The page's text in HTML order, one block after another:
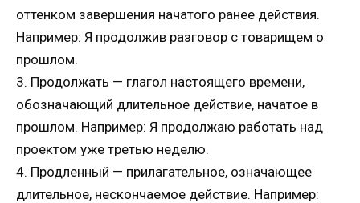
оттенком завершения начатого ранее действия.
Например: Я продолжив разговор с товарищем о
прошлом.
3. Продолжать — глагол настоящего времени,
обозначающий длительное действие, начатое в
прошлом. Например: Я продолжаю работать над
проектом уже третью неделю.
4. Продленный — прилагательное, означающее
длительное, нескончаемое действие. Например: